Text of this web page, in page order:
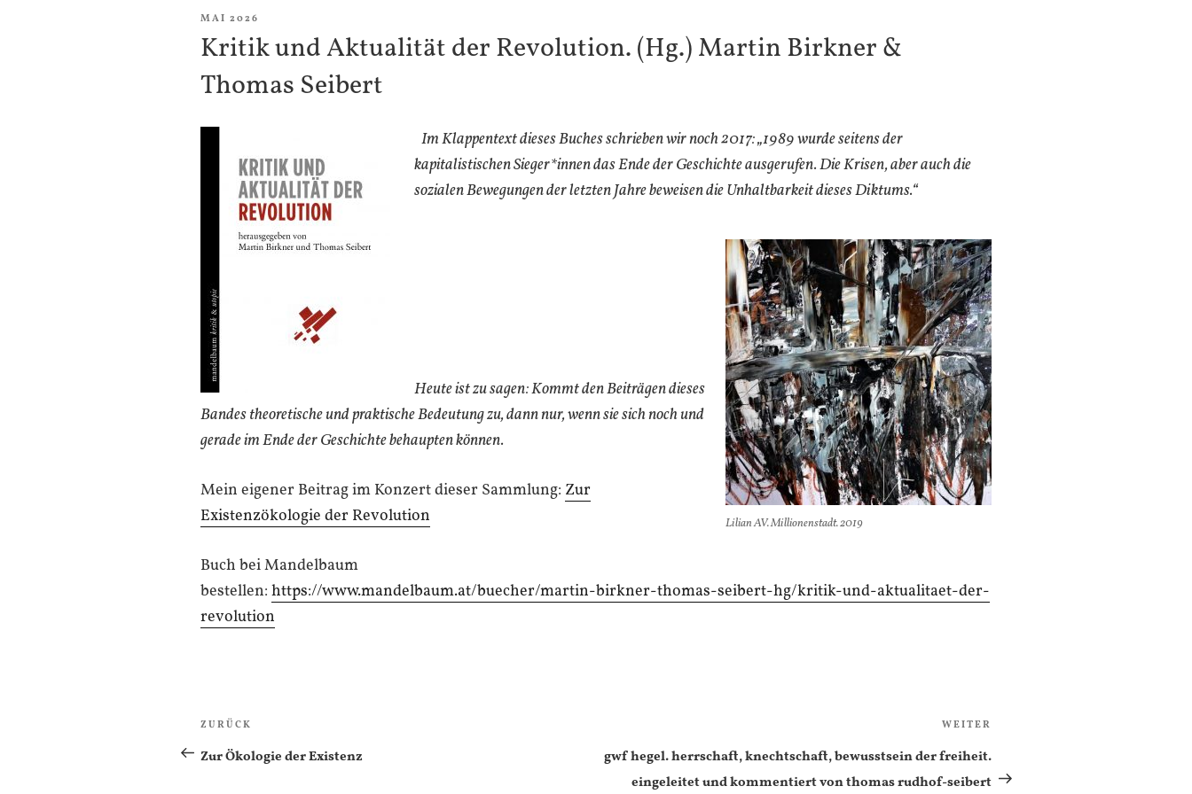
VERÖFFENTLICHT
MAI 2026
Kritik und Aktualität der Revolution. (Hg.) Martin Birkner &
Thomas Seibert
Im Klappentext dieses Buches schrieben wir noch 2017: „1989 wurde seitens der
kapitalistischen Sieger*innen das Ende der Geschichte ausgerufen. Die Krisen, aber auch die
sozialen Bewegungen der letzten Jahre beweisen die Unhaltbarkeit dieses Diktums.“
Lilian AV. Millionenstadt. 2019
Heute ist zu sagen: Kommt den Beiträgen dieses
Bandes theoretische und praktische Bedeutung zu, dann nur, wenn sie sich noch und
gerade im Ende der Geschichte behaupten können.
Mein eigener Beitrag im Konzert dieser Sammlung: Zur
Existenzökologie der Revolution
Buch bei Mandelbaum
bestellen: https://www.mandelbaum.at/buecher/martin-birkner-thomas-seibert-hg/kritik-und-aktualitaet-der-
revolution
Beitragsnavigation
Vorheriger
Beitrag
ZURÜCK
Zur Ökologie der Existenz
Beitrag
WEITER
gwf hegel. herrschaft, knechtschaft, bewusstsein der freiheit.
eingeleitet und kommentiert von thomas rudhof-seibert